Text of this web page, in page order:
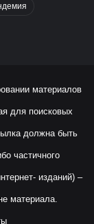
материалов
для поисковых
должна быть
частичного
изданий) –
материала.